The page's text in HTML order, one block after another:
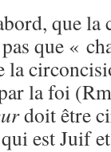
que la
que «
la
la foi
doit être
est Juif